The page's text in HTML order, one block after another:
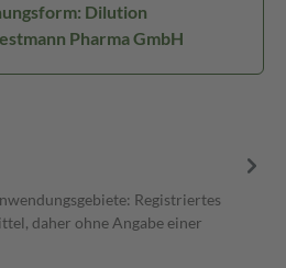
Dilution
Pharma GmbH
Registriertes
daher ohne Angabe einer